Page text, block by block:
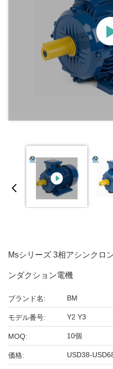
Msシリーズ 3相アシンクロ
ンダクション電機
ブランド名: BM
モデル番号: Y2 Y3
MOQ: 10個
価格: USD38-